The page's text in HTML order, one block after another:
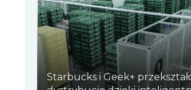
Starbucks i Geek+